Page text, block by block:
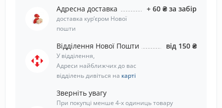
Адресна доставка
доставка курʼєром Нової
пошти
+ 60 ₴ за забір
Відділення Нової Пошти
У відділення,
Адреси найближчих до вас
відділень дивіться на карті
від 150 ₴
Зверніть увагу
При покупці менше 4-х одиниць товару